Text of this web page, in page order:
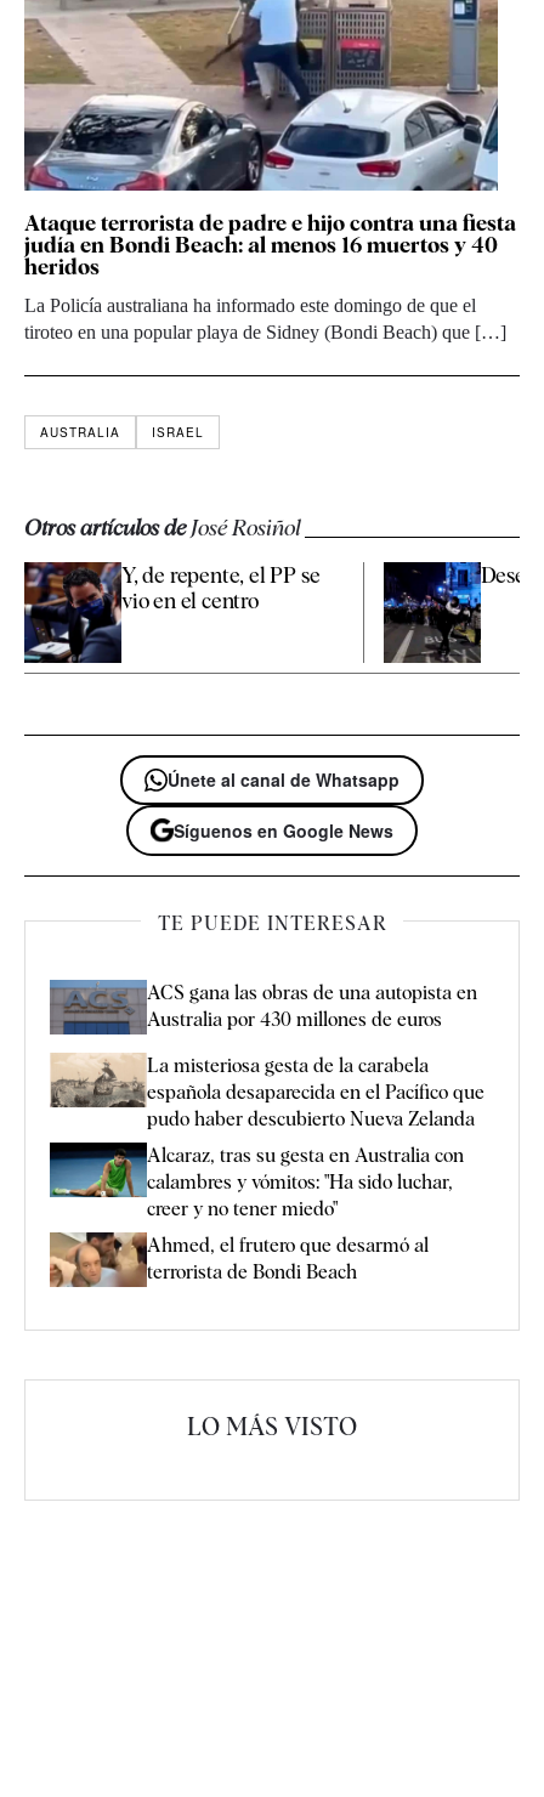
Ataque terrorista de padre e hijo contra una fiesta
judía en Bondi Beach: al menos 16 muertos y 40
heridos
La Policía australiana ha informado este domingo de que el
tiroteo en una popular playa de Sidney (Bondi Beach) que […]
AUSTRALIA ISRAEL
Otros artículos deJosé Rosiñol
Y, de repente, el PP se
vio en el centro
Únete al canal de Whatsapp
Síguenos en Google News
TE PUEDE INTERESAR
ACS gana las obras de una autopista en
Australia por 430 millones de euros
La misteriosa gesta de la carabela
española desaparecida en el Pacífico que
pudo haber descubierto Nueva Zelanda
Alcaraz, tras su gesta en Australia con
calambres y vómitos: "Ha sido luchar,
creer y no tener miedo"
Ahmed, el frutero que desarmó al
terrorista de Bondi Beach
LO MÁS VISTO